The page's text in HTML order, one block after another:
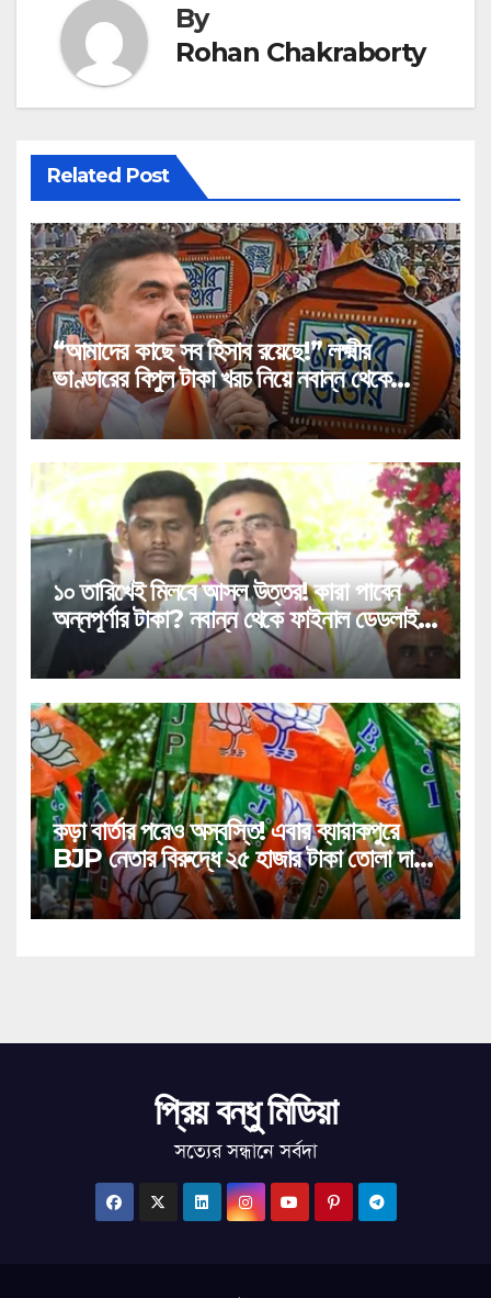
By
Rohan Chakraborty
Related Post
“আমাদের কাছে সব হিসাব রয়েছে!” লক্ষ্মীর
ভাণ্ডারের বিপুল টাকা খরচ নিয়ে নবান্ন থেকে
বিস্ফোরক খতিয়ান দিলেন মুখ্যমন্ত্রী শুভেন্দু!
১০ তারিখেই মিলবে আসল উত্তর! কারা পাবেন
অন্নপূর্ণার টাকা? নবান্ন থেকে ফাইনাল ডেডলাইন
দিলেন মুখ্যমন্ত্রী শুভেন্দু!
কড়া বার্তার পরেও অস্বস্তি! এবার ব্যারাকপুরে
BJP নেতার বিরুদ্ধে ২৫ হাজার টাকা তোলা দাবির
গুরুতর অভিযোগ, ভাইরাল অডিও!
প্রিয় বন্ধু মিডিয়া
সত্যের সন্ধানে সর্বদা